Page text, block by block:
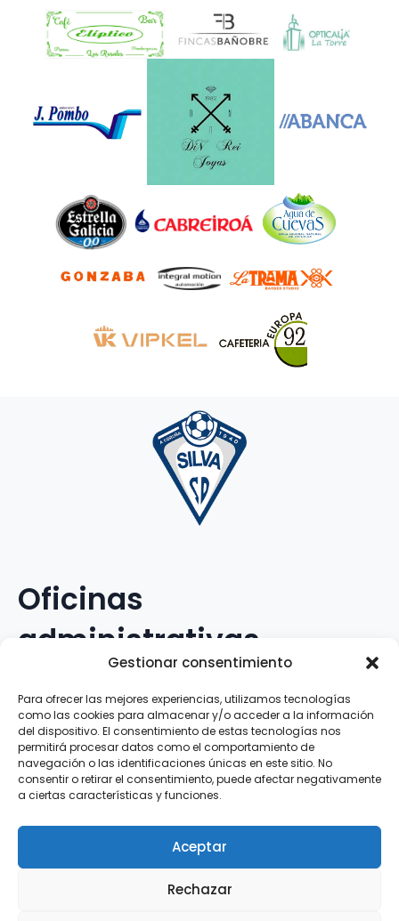
Gestionar consentimiento
Para ofrecer las mejores experiencias, utilizamos tecnologías
como las cookies para almacenar y/o acceder a la información
del dispositivo. El consentimiento de estas tecnologías nos
permitirá procesar datos como el comportamiento de
navegación o las identificaciones únicas en este sitio. No
consentir o retirar el consentimiento, puede afectar negativamente
a ciertas características y funciones.
Aceptar
Rechazar
Oficinas
administrativas
Avenida Galileo Galilei, 12
15.008 · A Coruña · España
Teléfono:881.069.303
WhatsApp:616.897.466